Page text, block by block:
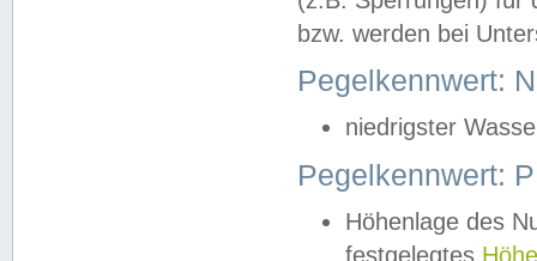
bzw. werden bei
Pegelkennwert:
niedrigster
Pegelkennwert:
Höhenlage des
festgelegtes